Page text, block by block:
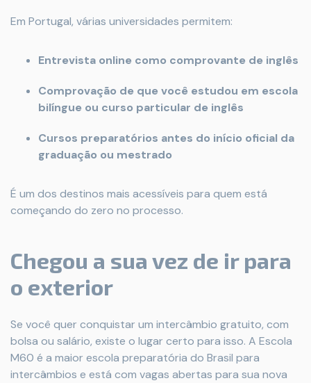
Em Portugal, várias universidades permitem:
Entrevista online como comprovante de inglês
Comprovação de que você estudou em escola
bilíngue ou curso particular de inglês
Cursos preparatórios antes do início oficial da
graduação ou mestrado
É um dos destinos mais acessíveis para quem está
começando do zero no processo.
Chegou a sua vez de ir para
o exterior
Se você quer conquistar um intercâmbio gratuito, com
bolsa ou salário, existe o lugar certo para isso. A Escola
M60 é a maior escola preparatória do Brasil para
intercâmbios e está com vagas abertas para sua nova